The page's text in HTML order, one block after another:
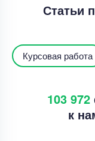
Статьи
Курсовая работа
103 972
к